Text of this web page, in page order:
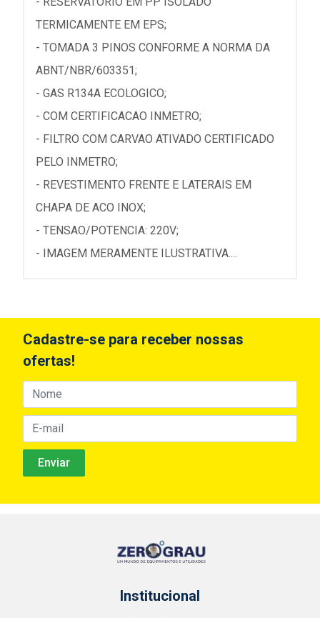
TERMICAMENTE EM EPS;
- TOMADA 3 PINOS CONFORME A NORMA DA
ABNT/NBR/603351;
- GAS R134A ECOLOGICO;
- COM CERTIFICACAO INMETRO;
- FILTRO COM CARVAO ATIVADO CERTIFICADO
PELO INMETRO;
- REVESTIMENTO FRENTE E LATERAIS EM
CHAPA DE ACO INOX;
- TENSAO/POTENCIA: 220V;
- IMAGEM MERAMENTE ILUSTRATIVA....
Cadastre-se para receber nossas
ofertas!
Institucional